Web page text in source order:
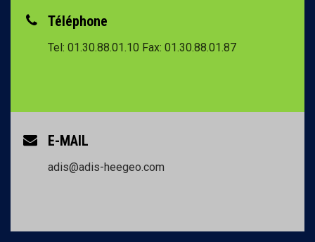
Téléphone
Tel: 01.30.88.01.10 Fax: 01.30.88.01.87
E-MAIL
adis@adis-heegeo.com